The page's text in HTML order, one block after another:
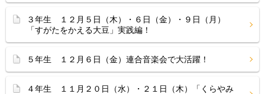
３年生 １２月５日（木）・６日（金）・９日（月）
「すがたをかえる大豆」実践編！
５年生 １２月６日（金）連合音楽会で大活躍！
４年生 １１月２０日（水）・２１日（木）「くらやみ